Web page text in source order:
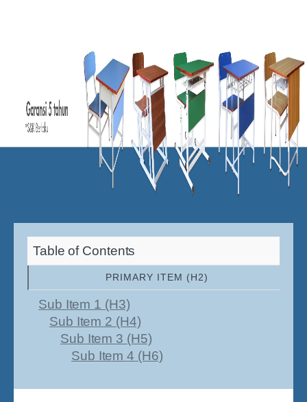
Table of Contents
PRIMARY ITEM (H2)
Sub Item 1 (H3)
Sub Item 2 (H4)
Sub Item 3 (H5)
Sub Item 4 (H6)